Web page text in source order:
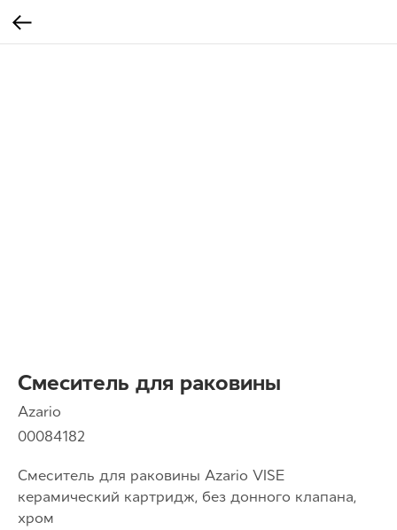
Смеситель для раковины
Azario
00084182
Смеситель для раковины Azario VISE
керамический картридж, без донного клапана,
хром